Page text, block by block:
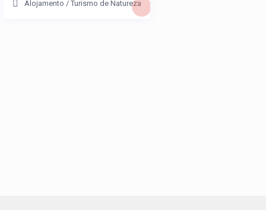
Alojamento / Turismo de Natureza